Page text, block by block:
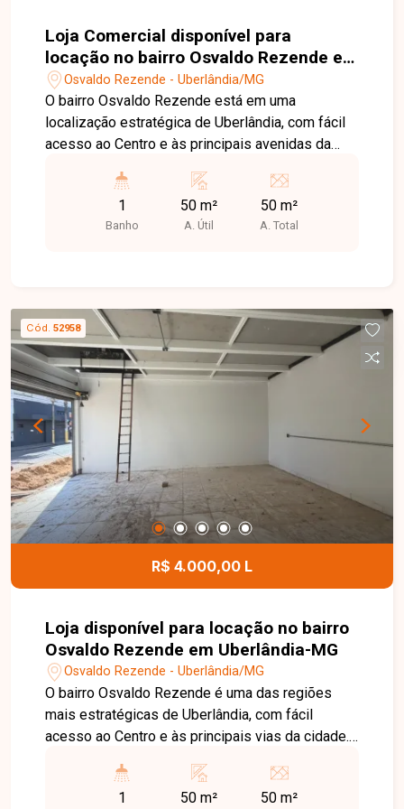
Loja Comercial disponível para
locação no bairro Osvaldo Rezende em
Uberlândia-MG
Osvaldo Rezende - Uberlândia/MG
O bairro Osvaldo Rezende está em uma
localização estratégica de Uberlândia, com fácil
acesso ao Centro e às principais avenidas da
e veículos, além de ampla variedade de
comércios, serviços e transporte público, sendo
uma excelente opção para instalação do seu
comerciais. Localizada na Avenida João Pessoa,
em ponto de grande visibilidade e próxima ao
Terminal Central, proporcionando excelente fluxo
de clientes e fácil acesso. Entre em contato com
a Delta Imóveis e agende uma visita. Nossa
equipe está pronta para apresentar todos os
detalhes deste imóvel e ajudar você a encontrar o
espaço ideal para o seu negócio.
1
Banho
50 m²
A. Útil
50 m²
A. Total
Cód. 52958
R$ 4.000,00 L
Loja disponível para locação no bairro
Osvaldo Rezende em Uberlândia-MG
Osvaldo Rezende - Uberlândia/MG
O bairro Osvaldo Rezende é uma das regiões
mais estratégicas de Uberlândia, com fácil
acesso ao Centro e às principais vias da cidade.
veículos, além de contar com ampla infraestrutura
comercial e de serviços, tornando-se uma
1 50 m² 50 m²